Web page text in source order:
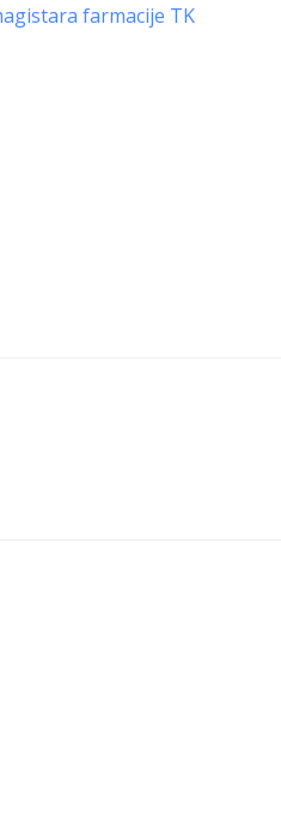
farmacije TK